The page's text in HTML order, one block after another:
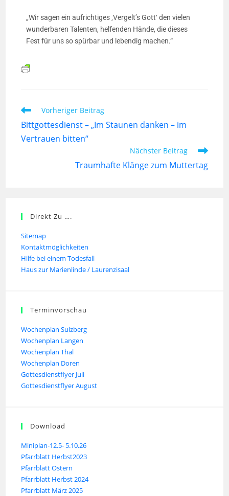
„Wir sagen ein aufrichtiges ‚Vergelt’s Gott‘ den vielen
wunderbaren Talenten, helfenden Hände, die dieses
Fest für uns so spürbar und lebendig machen.“
Vorheriger Beitrag
Bittgottesdienst – „Im Staunen danken – im
Vertrauen bitten“
Nächster Beitrag
Traumhafte Klänge zum Muttertag
Direkt Zu ….
Sitemap
Kontaktmöglichkeiten
Hilfe bei einem Todesfall
Haus zur Marienlinde / Laurenzisaal
Terminvorschau
Wochenplan Sulzberg
Wochenplan Langen
Wochenplan Thal
Wochenplan Doren
Gottesdienstflyer Juli
Gottesdienstflyer August
Download
Miniplan-12.5- 5.10.26
Pfarrblatt Herbst2023
Pfarrblatt Ostern
Pfarrblatt Herbst 2024
Pfarrblatt März 2025